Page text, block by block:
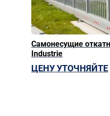
Самонесущие
Industrie
ЦЕНУ УТОЧНЯЙТЕ